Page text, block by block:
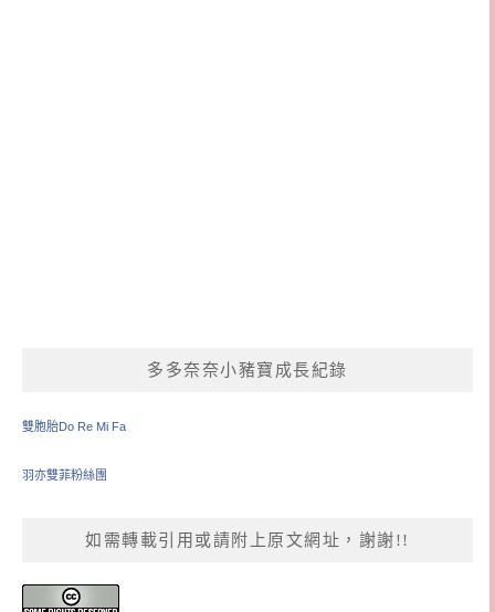
多多奈奈小豬寶成長紀錄
雙胞胎Do Re Mi Fa
羽亦雙菲粉絲團
如需轉載引用或請附上原文網址，謝謝!!